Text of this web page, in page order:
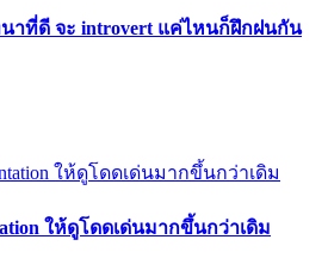
าที่ดี จะ introvert แค่ไหนก็ฝึกฝนกัน
ให้ดูโดดเด่นมากขึ้นกว่าเดิม